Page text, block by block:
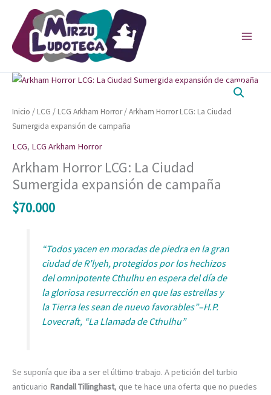
contenido
Inicio / LCG / LCG Arkham Horror/ Arkham Horror LCG: La Ciudad
Sumergida expansión de campaña
LCG, LCG Arkham Horror
Arkham Horror LCG: La Ciudad
Sumergida expansión de campaña
$70.000
“Todos yacen en moradas de piedra en la gran
ciudad de R’lyeh, protegidos por los hechizos
del omnipotente Cthulhu en espera del día de
la gloriosa resurrección en que las estrellas y
la Tierra les sean de nuevo favorables”–H.P.
Lovecraft, “La Llamada de Cthulhu”
Se suponía que iba a ser el último trabajo. A petición del turbio
anticuario Randall Tillinghast, que te hace una oferta que no puedes